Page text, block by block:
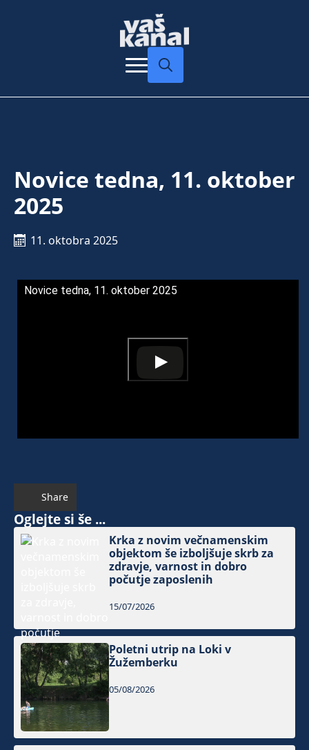
Novice tedna, 11. oktober
2025
11. oktobra 2025
Novice tedna, 11. oktober 2025
Share
Oglejte si še ...
Krka z novim večnamenskim
objektom še izboljšuje skrb za
zdravje, varnost in dobro
počutje zaposlenih
15/07/2026
Poletni utrip na Loki v
Žužemberku
05/08/2026